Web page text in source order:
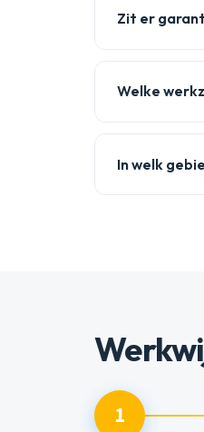
Zit er
Welke
In welk
1